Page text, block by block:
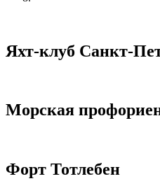
Яхт-клуб Санкт-
Морская
Форт Тотлебен